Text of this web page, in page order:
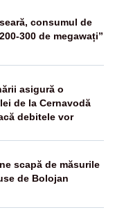
consumul de
300 de megawați”
asigură o
de la Cernavodă
debitele vor
scapă de măsurile
de Bolojan